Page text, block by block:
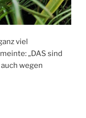
viel
„DAS sind
wegen